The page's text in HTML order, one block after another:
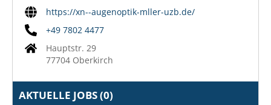
https://xn--augenoptik-mller-uzb.de/
+49 7802 4477
Hauptstr. 29
77704 Oberkirch
AKTUELLE JOBS (0)